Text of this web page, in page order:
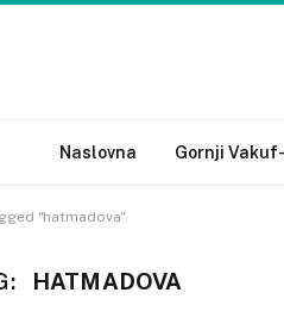
Naslovna Gornji
"hatmadova"
HATMADOVA